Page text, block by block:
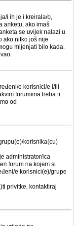
i ih je i kreirala/o,
anketu, ako imaš
se uvijek nalazi u
ako nitko još nije
mijenjati bilo kada.
e korisnici/e i/ili
forumima treba ti
od
korisnika(cu)
administrator/ica
forum na kojem si
e korisnici(e)/grupe
privitke, kontaktiraj